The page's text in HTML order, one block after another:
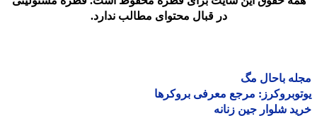
در قبال محتوای مطالب ندارد.
باحال مگ
مرجع معرفی بروکرها
شلوار جین زنانه